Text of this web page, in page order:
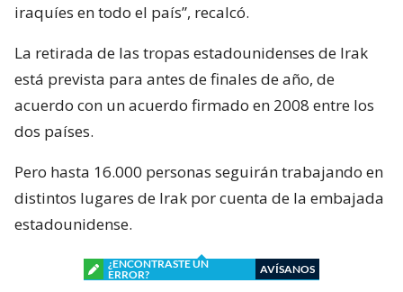
iraquíes en todo el país”, recalcó.
La retirada de las tropas estadounidenses de Irak
está prevista para antes de finales de año, de
acuerdo con un acuerdo firmado en 2008 entre los
dos países.
Pero hasta 16.000 personas seguirán trabajando en
distintos lugares de Irak por cuenta de la embajada
estadounidense.
¿ENCONTRASTE UN
ERROR?
AVÍSANOS